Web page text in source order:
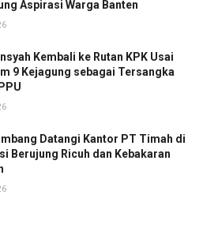
Aspirasi Warga Banten
Kembali ke Rutan KPK Usai
9 Kejagung sebagai Tersangka
Datangi Kantor PT Timah di
Berujung Ricuh dan Kebakaran